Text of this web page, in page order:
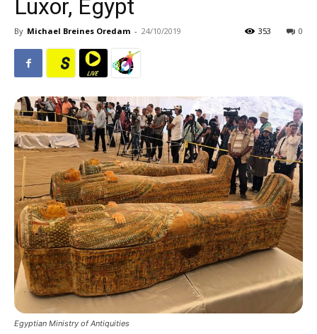
Luxor, Egypt
By Michael Breines Oredam - 24/10/2019 0
353
Egyptian Ministry of Antiquities